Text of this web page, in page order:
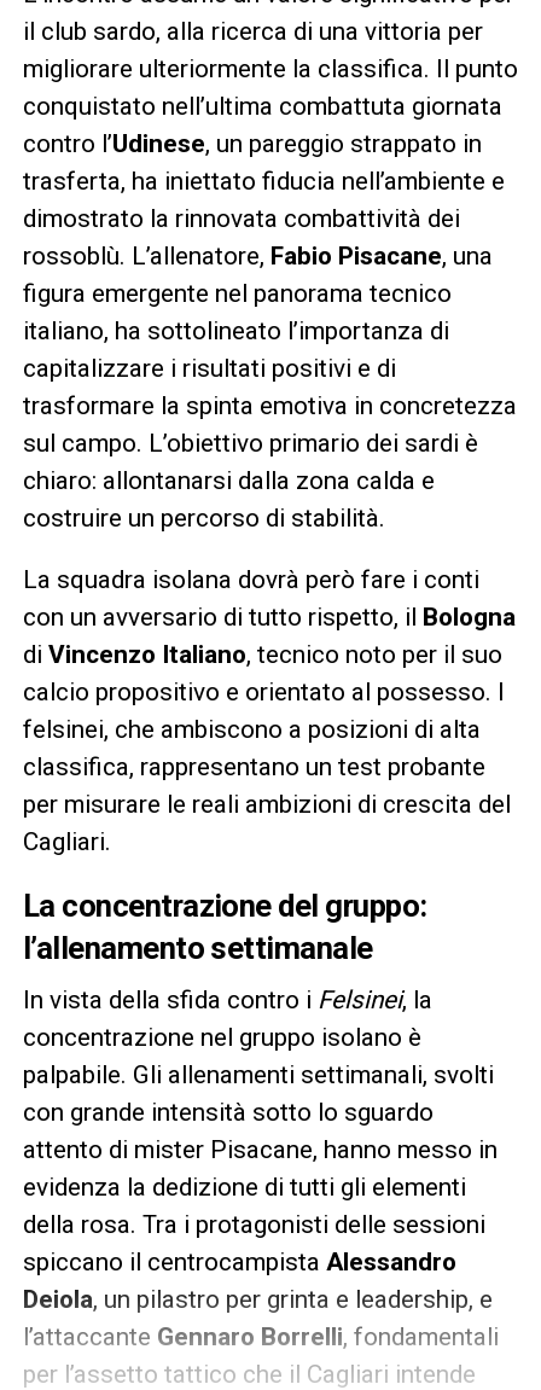
il club sardo, alla ricerca di una vittoria per
migliorare ulteriormente la classifica. Il punto
conquistato nell’ultima combattuta giornata
contro l’Udinese, un pareggio strappato in
trasferta, ha iniettato fiducia nell’ambiente e
dimostrato la rinnovata combattività dei
rossoblù. L’allenatore, Fabio Pisacane, una
figura emergente nel panorama tecnico
italiano, ha sottolineato l’importanza di
capitalizzare i risultati positivi e di
trasformare la spinta emotiva in concretezza
sul campo. L’obiettivo primario dei sardi è
chiaro: allontanarsi dalla zona calda e
costruire un percorso di stabilità.
La squadra isolana dovrà però fare i conti
con un avversario di tutto rispetto, il Bologna
di Vincenzo Italiano, tecnico noto per il suo
calcio propositivo e orientato al possesso. I
felsinei, che ambiscono a posizioni di alta
classifica, rappresentano un test probante
per misurare le reali ambizioni di crescita del
Cagliari.
La concentrazione del gruppo:
l’allenamento settimanale
In vista della sfida contro i Felsinei, la
concentrazione nel gruppo isolano è
palpabile. Gli allenamenti settimanali, svolti
con grande intensità sotto lo sguardo
attento di mister Pisacane, hanno messo in
evidenza la dedizione di tutti gli elementi
della rosa. Tra i protagonisti delle sessioni
spiccano il centrocampista Alessandro
Deiola, un pilastro per grinta e leadership, e
l’attaccante Gennaro Borrelli, fondamentali
per l’assetto tattico che il Cagliari intende